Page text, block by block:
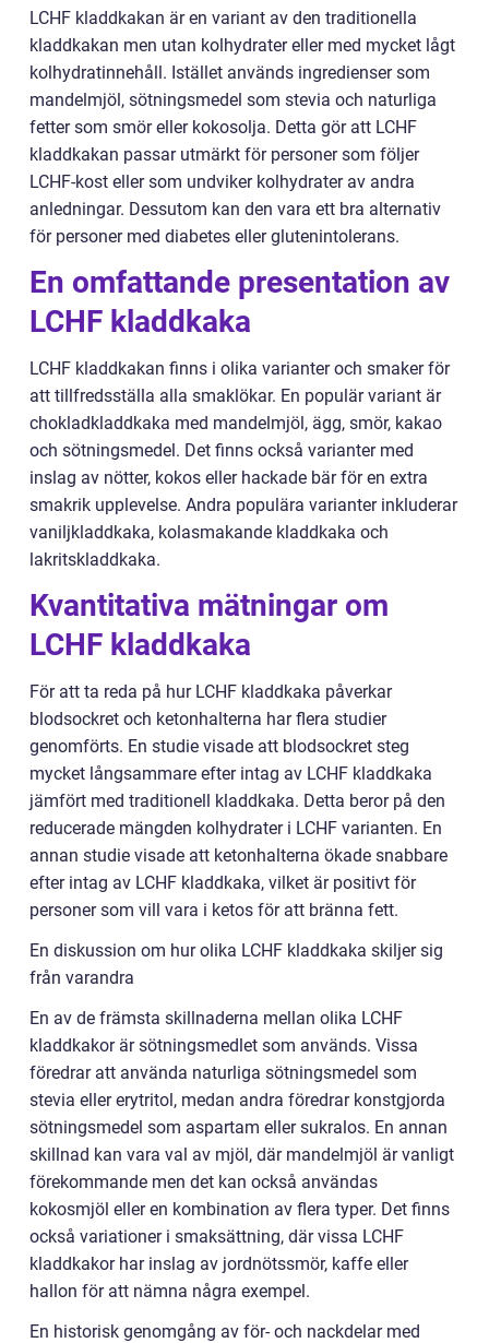
LCHF kladdkakan är en variant av den traditionella
kladdkakan men utan kolhydrater eller med mycket lågt
kolhydratinnehåll. Istället används ingredienser som
mandelmjöl, sötningsmedel som stevia och naturliga
fetter som smör eller kokosolja. Detta gör att LCHF
kladdkakan passar utmärkt för personer som följer
LCHF-kost eller som undviker kolhydrater av andra
anledningar. Dessutom kan den vara ett bra alternativ
för personer med diabetes eller glutenintolerans.
En omfattande presentation av
LCHF kladdkaka
LCHF kladdkakan finns i olika varianter och smaker för
att tillfredsställa alla smaklökar. En populär variant är
chokladkladdkaka med mandelmjöl, ägg, smör, kakao
och sötningsmedel. Det finns också varianter med
inslag av nötter, kokos eller hackade bär för en extra
smakrik upplevelse. Andra populära varianter inkluderar
vaniljkladdkaka, kolasmakande kladdkaka och
lakritskladdkaka.
Kvantitativa mätningar om
LCHF kladdkaka
För att ta reda på hur LCHF kladdkaka påverkar
blodsockret och ketonhalterna har flera studier
genomförts. En studie visade att blodsockret steg
mycket långsammare efter intag av LCHF kladdkaka
jämfört med traditionell kladdkaka. Detta beror på den
reducerade mängden kolhydrater i LCHF varianten. En
annan studie visade att ketonhalterna ökade snabbare
efter intag av LCHF kladdkaka, vilket är positivt för
personer som vill vara i ketos för att bränna fett.
En diskussion om hur olika LCHF kladdkaka skiljer sig
från varandra
En av de främsta skillnaderna mellan olika LCHF
kladdkakor är sötningsmedlet som används. Vissa
föredrar att använda naturliga sötningsmedel som
stevia eller erytritol, medan andra föredrar konstgjorda
sötningsmedel som aspartam eller sukralos. En annan
skillnad kan vara val av mjöl, där mandelmjöl är vanligt
förekommande men det kan också användas
kokosmjöl eller en kombination av flera typer. Det finns
också variationer i smaksättning, där vissa LCHF
kladdkakor har inslag av jordnötssmör, kaffe eller
hallon för att nämna några exempel.
En historisk genomgång av för- och nackdelar med